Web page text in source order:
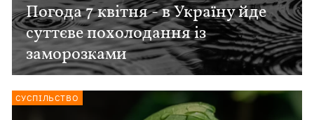
Погода 7 квітня - в Україну йде
суттєве похолодання із
заморозками
СУСПІЛЬСТВО